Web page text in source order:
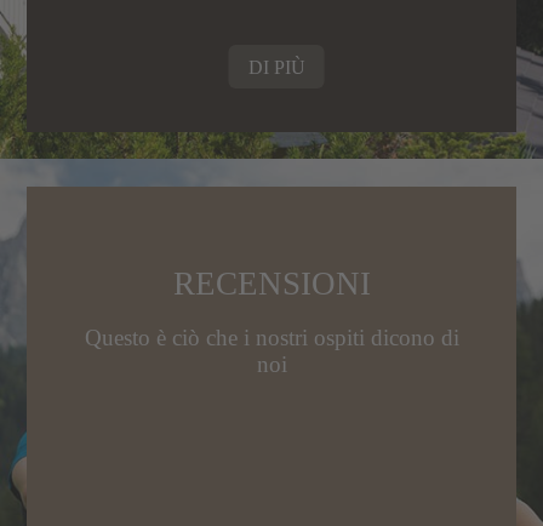
DI PIÙ
RECENSIONI
Questo è ciò che i nostri ospiti dicono di
noi